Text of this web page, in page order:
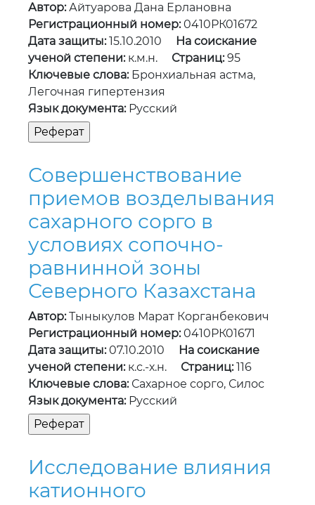
Автор:Айтуарова Дана Ерлановна
Регистрационный номер:0410РК01672
Дата защиты:15.10.2010
На соискание
ученой степени:к.м.н. Страниц:95
Ключевые слова:Бронхиальная астма,
Легочная гипертензия
Язык документа:Русский
Совершенствование
приемов возделывания
сахарного сорго в
условиях сопочно-
равнинной зоны
Северного Казахстана
Автор:Тыныкулов Марат Корганбекович
Регистрационный номер:0410РК01671
Дата защиты:07.10.2010
На соискание
ученой степени:к.с.-х.н. Страниц:116
Ключевые слова:Сахарное сорго, Силос
Язык документа:Русский
Исследование влияния
катионного